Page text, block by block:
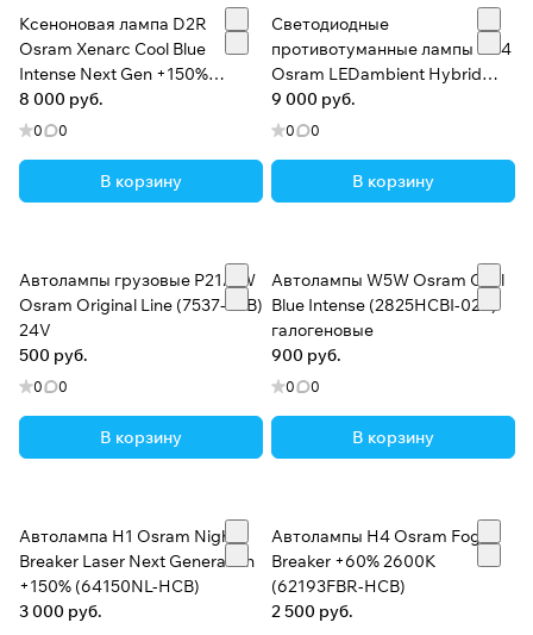
Ксеноновая лампа D2R
Osram Xenarc Cool Blue
Intense Next Gen +150%
(66250CBN-HCB)
8 000 руб.
0 0
В корзину
Светодиодные
противотуманные лампы HB4
Osram LEDambient Hybrid
Connect (LEDEXT102-04)
9 000 руб.
0 0
В корзину
Автолампы грузовые P21/5W
Osram Original Line (7537-02B)
24V
500 руб.
0 0
В корзину
Автолампы W5W Osram Cool
Blue Intense (2825HCBI-02B)
галогеновые
900 руб.
0 0
В корзину
Автолампа H1 Osram Night
Breaker Laser Next Generation
+150% (64150NL-HCB)
3 000 руб.
Автолампы H4 Osram Fog
Breaker +60% 2600K
(62193FBR-HCB)
2 500 руб.